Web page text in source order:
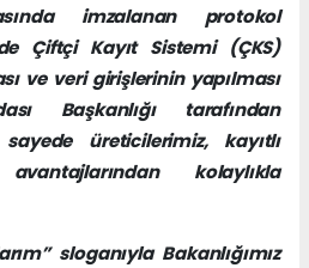
imzalanan protokol
Çiftçi Kayıt Sistemi (ÇKS)
ve veri girişlerinin yapılması
Başkanlığı tarafından
üreticilerimiz, kayıtlı
kolaylıkla
sloganıyla Bakanlığımız